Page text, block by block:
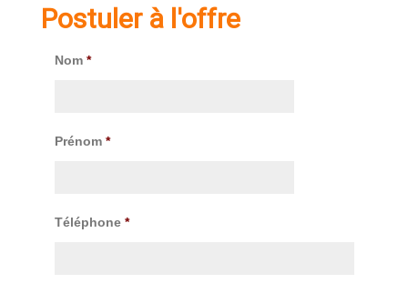
Postuler à l'offre
Nom *
Prénom *
Téléphone *